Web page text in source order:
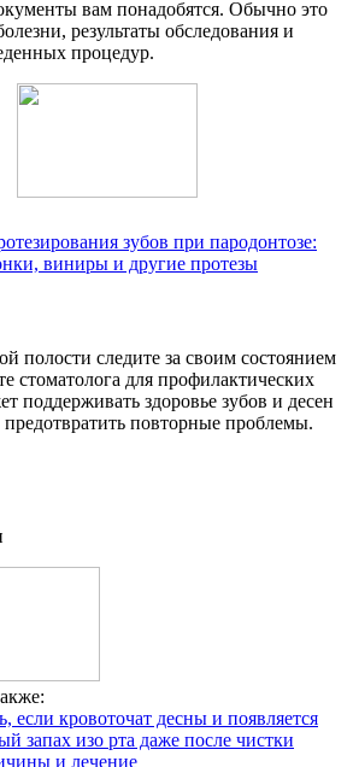
вам понадобятся. Обычно это
результаты обследования и
процедур.
зубов при пародонтозе:
виниры и другие протезы
полости следите за своим состоянием
стоматолога для профилактических
поддерживать здоровье зубов и десен
повторные проблемы.
если кровоточат десны и появляется
запах изо рта даже после чистки
и лечение